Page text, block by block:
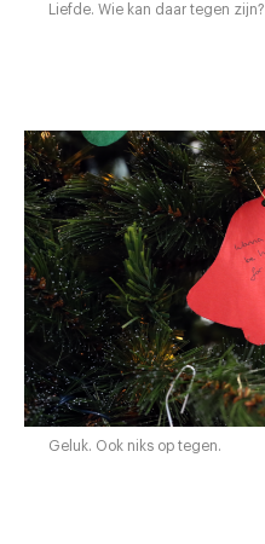
Liefde. Wie kan daar tegen zijn?
Geluk. Ook niks op tegen.